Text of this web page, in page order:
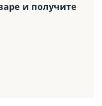
и получите